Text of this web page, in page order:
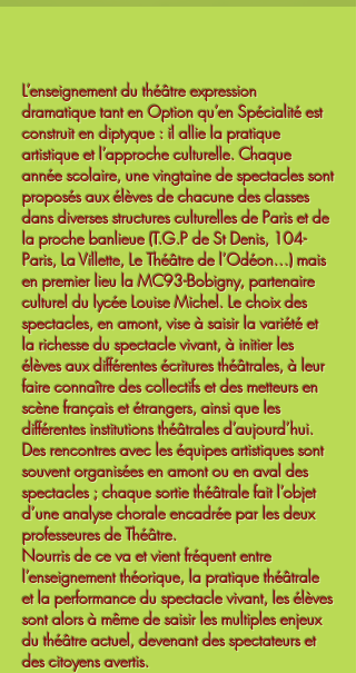
L’enseignement du théâtre expression
dramatique tant en Option qu’en Spécialité est
construit en diptyque : il allie la pratique
artistique et l’approche culturelle. Chaque
année scolaire, une vingtaine de spectacles sont
proposés aux élèves de chacune des classes
dans diverses structures culturelles de Paris et de
la proche banlieue (T.G.P de St Denis, 104-
Paris, La Villette, Le Théâtre de l’Odéon…) mais
en premier lieu la MC93-Bobigny, partenaire
culturel du lycée Louise Michel. Le choix des
spectacles, en amont, vise à saisir la variété et
la richesse du spectacle vivant, à initier les
élèves aux différentes écritures théâtrales, à leur
faire connaître des collectifs et des metteurs en
scène français et étrangers, ainsi que les
différentes institutions théâtrales d’aujourd’hui.
Des rencontres avec les équipes artistiques sont
souvent organisées en amont ou en aval des
spectacles ; chaque sortie théâtrale fait l’objet
d’une analyse chorale encadrée par les deux
professeures de Théâtre.
Nourris de ce va et vient fréquent entre
l’enseignement théorique, la pratique théâtrale
et la performance du spectacle vivant, les élèves
sont alors à même de saisir les multiples enjeux
du théâtre actuel, devenant des spectateurs et
des citoyens avertis.